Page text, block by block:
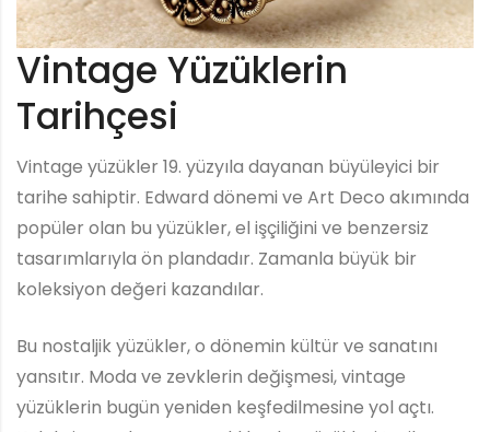
Vintage Yüzüklerin
Tarihçesi
Vintage yüzükler 19. yüzyıla dayanan büyüleyici bir
tarihe sahiptir. Edward dönemi ve Art Deco akımında
popüler olan bu yüzükler, el işçiliğini ve benzersiz
tasarımlarıyla ön plandadır. Zamanla büyük bir
koleksiyon değeri kazandılar.
Bu nostaljik yüzükler, o dönemin kültür ve sanatını
yansıtır. Moda ve zevklerin değişmesi, vintage
yüzüklerin bugün yeniden keşfedilmesine yol açtı.